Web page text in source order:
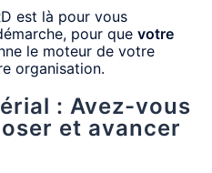
est là pour vous
pour que votre
le moteur de votre
organisation.
: Avez-vous
et avancer